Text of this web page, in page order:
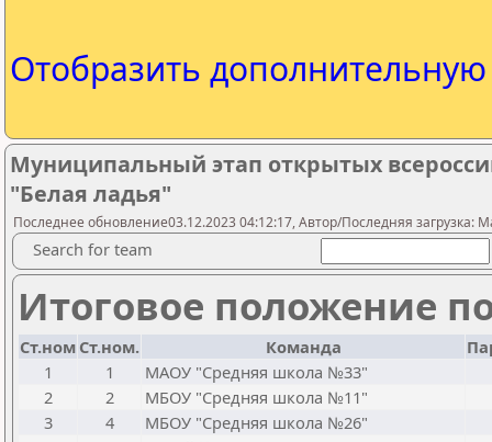
Отобразить
Муниципальный этап открытых
"Белая ладья"
Последнее обновление03.12.2023 04:12:17, Автор/Последняя загрузка:
Search for team
Итоговое положение
Ст.ном Ст.ном. Команда
1
1
МАОУ "Средняя школа №33"
2
2
МБОУ "Средняя школа №11"
3
4
МБОУ "Средняя школа №26"